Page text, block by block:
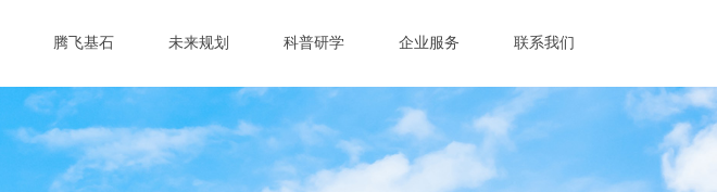
腾飞基石
变电站
活水公园
白河打造
未来规划
CBD中心
科普研学
校园研学游
特色研学课程
企业服务
企业入驻
在线招聘
联系我们